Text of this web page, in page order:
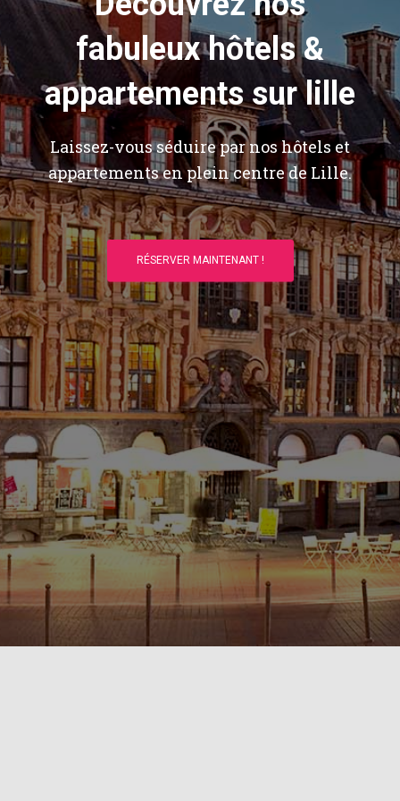
fabuleux hôtels &
appartements sur lille
Laissez-vous séduire par nos hôtels et
appartements en plein centre de Lille.
RÉSERVER MAINTENANT !